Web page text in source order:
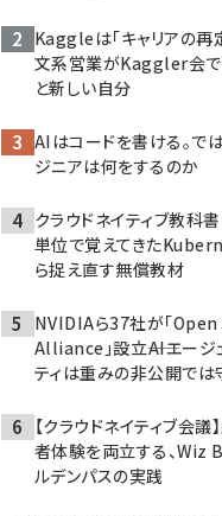
Kaggleは「キャリアの再
文系営業がKaggler会で
と新しい自分
AIはコードを書ける。で
ジニアは何をするのか
クラウドネイティブ教科
単位で覚えてきた
ら捉え直す無償教材
NVIDIAら37社が「
Alliance」設立――AIエージ
ティは重みの非公開では
【クラウドネイティブ会
者体験を両立する、Wiz
ルデンパスの実践